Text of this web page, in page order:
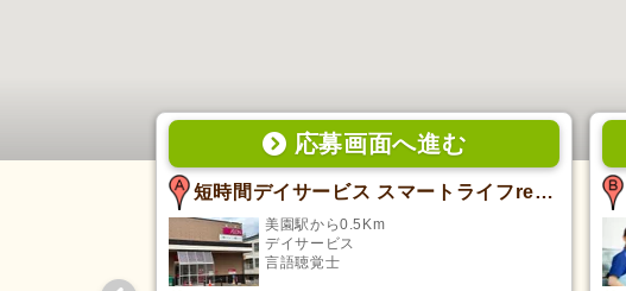
応募画面へ進む
短時間デイサービス スマートライフreha 月寒西
美園駅から0.5Km
デイサービス
言語聴覚士